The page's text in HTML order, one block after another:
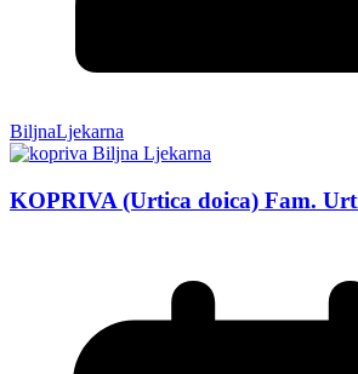
BiljnaLjekarna
KOPRIVA (Urtica doica) Fam.